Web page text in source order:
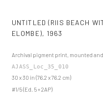
UNTITLED (RIIS BEACH
ELOMBE), 1963
Archival pigment print, mounted
AJASS_Loc_35_010
30 x 30 in (76.2 x 76.2 cm)
#1/5 (Ed. 5 + 2AP)